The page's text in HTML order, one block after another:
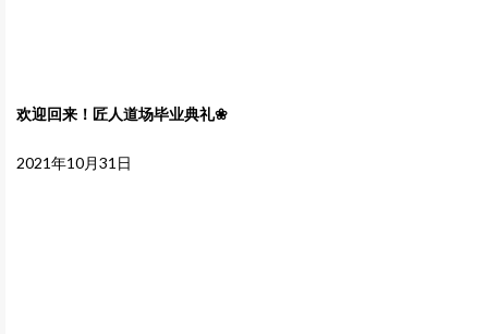
欢迎回来！匠人道场毕业典礼❀
2021年10月31日